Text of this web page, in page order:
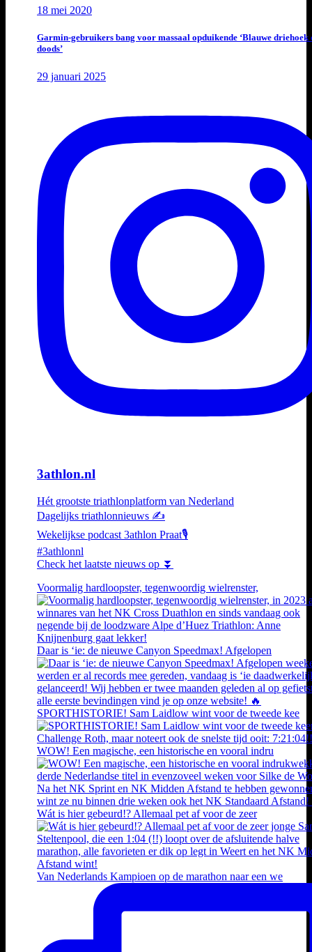
18 mei 2020
Garmin-gebruikers bang voor massaal opduikende ‘Blauwe driehoek
doods’
29 januari 2025
3athlon.nl
Hét grootste triathlonplatform van Nederland
Dagelijks triathlonnieuws ✍️
Wekelijkse podcast 3athlon Praat🎙️
#3athlonnl
Check het laatste nieuws op ⏬
Voormalig hardloopster, tegenwoordig wielrenster,
Daar is ‘ie: de nieuwe Canyon Speedmax! Afgelopen
SPORTHISTORIE! Sam Laidlow wint voor de tweede kee
WOW! Een magische, een historische en vooral indru
Wát is hier gebeurd!? Allemaal pet af voor de zeer
Van Nederlands Kampioen op de marathon naar een we